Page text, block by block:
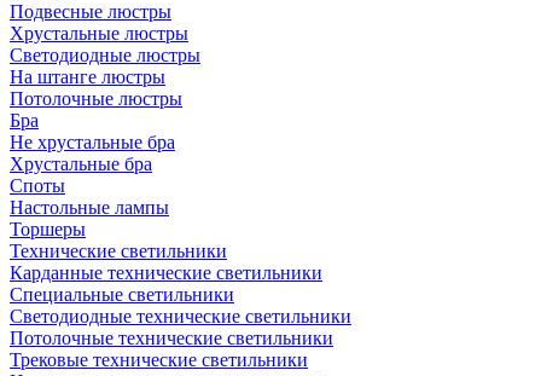
Подвесные люстры
Хрустальные люстры
Светодиодные люстры
На штанге люстры
Потолочные люстры
Бра
Не хрустальные бра
Хрустальные бра
Споты
Настольные лампы
Торшеры
Технические светильники
Карданные технические светильники
Специальные светильники
Светодиодные технические светильники
Потолочные технические светильники
Трековые технические светильники